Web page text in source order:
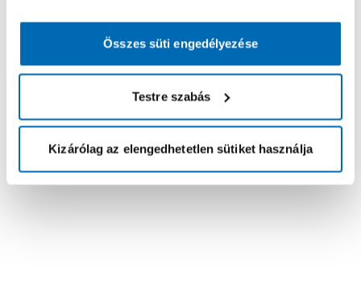
Összes süti engedélyezése
Testre szabás
Kizárólag az elengedhetetlen sütiket használja